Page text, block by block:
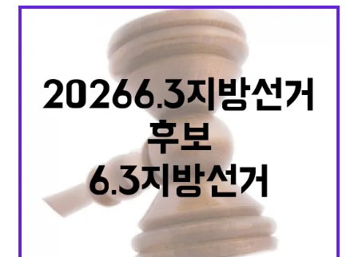
여행 맛집 IT
정치 건강 의학
부동산 외국어 교육 교통 생활 기타